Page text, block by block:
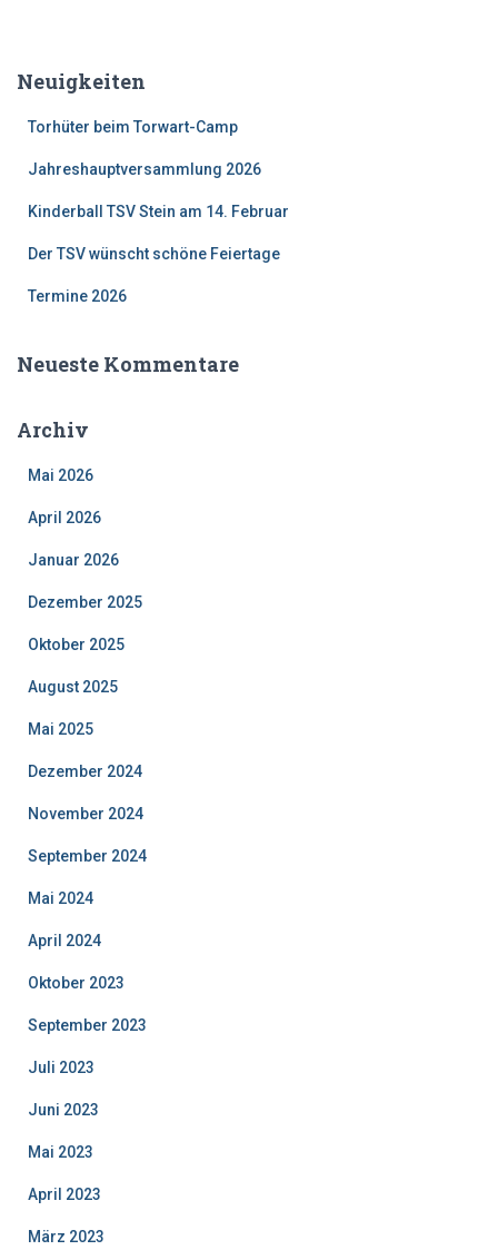
n
Neuigkeiten
Torhüter beim Torwart-Camp
Jahreshauptversammlung 2026
Kinderball TSV Stein am 14. Februar
Der TSV wünscht schöne Feiertage
Termine 2026
Neueste Kommentare
Archiv
Mai 2026
April 2026
Januar 2026
Dezember 2025
Oktober 2025
August 2025
Mai 2025
Dezember 2024
November 2024
September 2024
Mai 2024
April 2024
Oktober 2023
September 2023
Juli 2023
Juni 2023
Mai 2023
April 2023
März 2023